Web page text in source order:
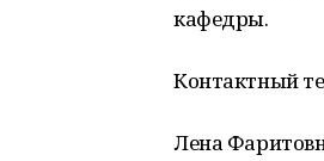
кафедры.
Контактный
Лена